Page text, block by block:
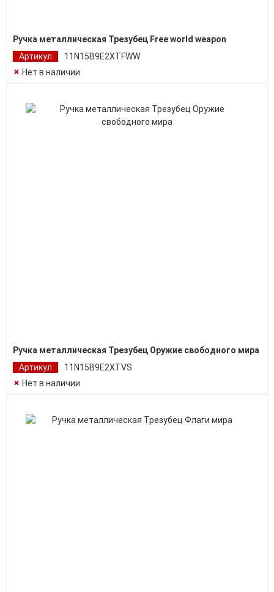
Ручка металлическая Трезубец Free world weapon
Артикул
11N15B9E2XTFWW
Нет в наличии
Ручка металлическая Трезубец Оружие свободного мира
Артикул
11N15B9E2XTVS
Нет в наличии